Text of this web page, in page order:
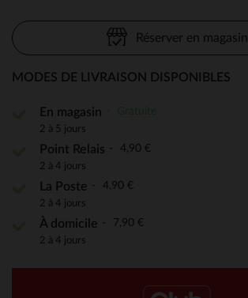
Réserver en magasin
MODES DE LIVRAISON DISPONIBLES
En magasin
2 à 5 jours
Point Relais 4,90 €
2 à 4 jours
La Poste 4,90 €
2 à 4 jours
À domicile 7,90 €
2 à 4 jours